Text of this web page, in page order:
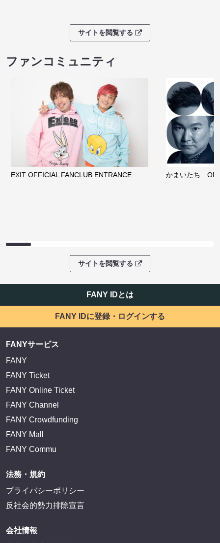
サイトを閲覧する
ファンコミュニティ
EXIT OFFICIAL FANCLUB ENTRANCE かまいたち
サイトを閲覧する
FANY IDとは
FANY IDに登録・ログインする
FANYサービス
FANY
FANY Ticket
FANY Online Ticket
FANY Channel
FANY Crowdfunding
FANY Mall
FANY Commu
法務・規約
プライバシーポリシー
反社会的勢力排除宣言
会社情報